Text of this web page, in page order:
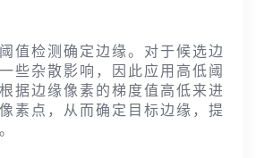
值检测确定边缘。对于候选边
些杂散影响，因此应用高低阈
据边缘像素的梯度值高低来进
素点，从而确定目标边缘，提